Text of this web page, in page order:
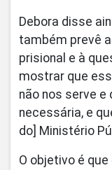
Debora disse
também prevê
prisional e à
mostrar que
não nos serve
necessária, e
do] Ministério
O objetivo é